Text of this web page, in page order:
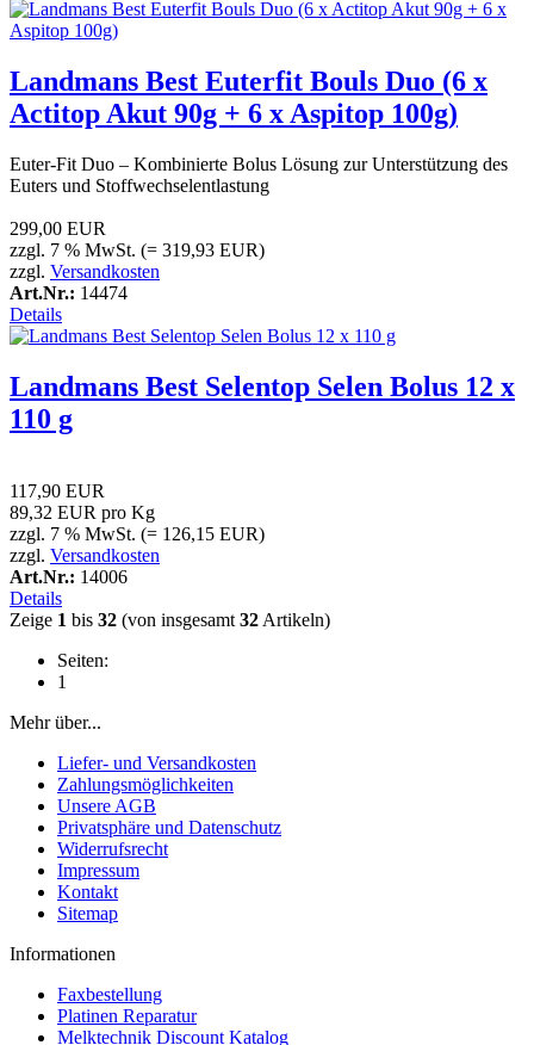
Landmans Best Euterfit Bouls Duo (6 x
Actitop Akut 90g + 6 x Aspitop 100g)
Euter-Fit Duo – Kombinierte Bolus Lösung zur Unterstützung des
Euters und Stoffwechselentlastung
299,00 EUR
zzgl. 7 % MwSt. (= 319,93 EUR)
zzgl. Versandkosten
Art.Nr.: 14474
Details
Landmans Best Selentop Selen Bolus 12 x
110 g
117,90 EUR
89,32 EUR pro Kg
zzgl. 7 % MwSt. (= 126,15 EUR)
zzgl. Versandkosten
Art.Nr.: 14006
Details
Zeige 1 bis 32 (von insgesamt 32 Artikeln)
Seiten:
1
Mehr über...
Liefer- und Versandkosten
Zahlungsmöglichkeiten
Unsere AGB
Privatsphäre und Datenschutz
Widerrufsrecht
Impressum
Kontakt
Sitemap
Informationen
Faxbestellung
Platinen Reparatur
Melktechnik Discount Katalog